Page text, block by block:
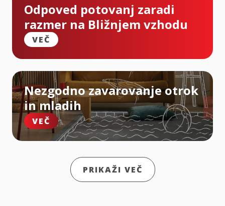
Odpoved potovanj zaradi
razmer na Bližnjem vzhodu
VEČ
Nezgodno zavarovanje otrok
in mladih
VEČ
PRIKAŽI VEČ